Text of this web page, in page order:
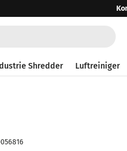
Ab
Shredder Luftreiniger